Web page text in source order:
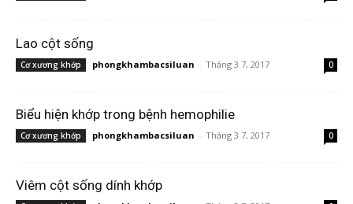
Lao cột sống
Cơ xương khớp phongkhambacsiluan - Tháng 3 7, 2017 0
Biểu hiện khớp trong bệnh hemophilie
Cơ xương khớp phongkhambacsiluan - Tháng 3 7, 2017 0
Viêm cột sống dính khớp